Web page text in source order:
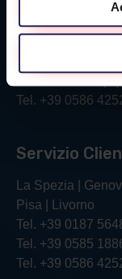
Sede Livorno
Tel. +39 0586
Servizio
La Spezia |
Pisa | Livorno
Tel. +39 0187
Tel. +39 0585
Tel. +39 0586